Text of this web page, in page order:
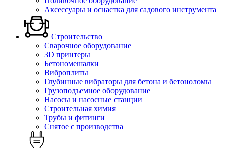
Аксессуары и оснастка для садового инструмента
Строительство
Сварочное оборудование
3D принтеры
Бетономешалки
Виброплиты
Глубинные вибраторы для бетона и бетоноломы
Грузоподъемное оборудование
Насосы и насосные станции
Строительная химия
Трубы и фитинги
Снятое с производства